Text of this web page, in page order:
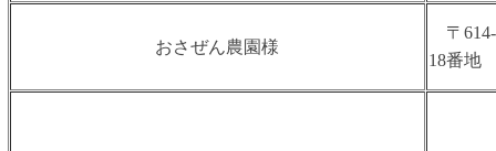
おさぜん農園様
〒
18番地